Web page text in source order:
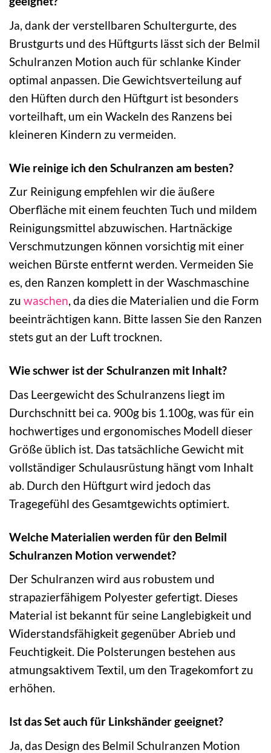
Ja, dank der verstellbaren Schultergurte, des
Brustgurts und des Hüftgurts lässt sich der Belmil
Schulranzen Motion auch für schlanke Kinder
optimal anpassen. Die Gewichtsverteilung auf
den Hüften durch den Hüftgurt ist besonders
vorteilhaft, um ein Wackeln des Ranzens bei
kleineren Kindern zu vermeiden.
Wie reinige ich den Schulranzen am besten?
Zur Reinigung empfehlen wir die äußere
Oberfläche mit einem feuchten Tuch und mildem
Reinigungsmittel abzuwischen. Hartnäckige
Verschmutzungen können vorsichtig mit einer
weichen Bürste entfernt werden. Vermeiden Sie
es, den Ranzen komplett in der Waschmaschine
zu waschen, da dies die Materialien und die Form
beeinträchtigen kann. Bitte lassen Sie den Ranzen
stets gut an der Luft trocknen.
Wie schwer ist der Schulranzen mit Inhalt?
Das Leergewicht des Schulranzens liegt im
Durchschnitt bei ca. 900g bis 1.100g, was für ein
hochwertiges und ergonomisches Modell dieser
Größe üblich ist. Das tatsächliche Gewicht mit
vollständiger Schulausrüstung hängt vom Inhalt
ab. Durch den Hüftgurt wird jedoch das
Tragegefühl des Gesamtgewichts optimiert.
Welche Materialien werden für den Belmil
Schulranzen Motion verwendet?
Der Schulranzen wird aus robustem und
strapazierfähigem Polyester gefertigt. Dieses
Material ist bekannt für seine Langlebigkeit und
Widerstandsfähigkeit gegenüber Abrieb und
Feuchtigkeit. Die Polsterungen bestehen aus
atmungsaktivem Textil, um den Tragekomfort zu
erhöhen.
Ist das Set auch für Linkshänder geeignet?
Ja, das Design des Belmil Schulranzen Motion